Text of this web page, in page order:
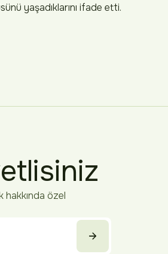
yaşadıklarını ifade etti.
hakkında özel